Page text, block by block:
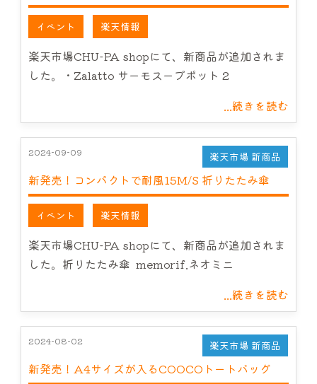
イベント 楽天情報
楽天市場CHU-PA shopにて、新商品が追加されま
した。・Zalatto サーモスープポット 2
...続きを読む
2024-09-09
新発売！コンパクトで耐風15M/S 折りたたみ傘
楽天市場 新商品
イベント 楽天情報
楽天市場CHU-PA shopにて、新商品が追加されま
した。折りたたみ傘 memorif.ネオミニ
...続きを読む
2024-08-02
新発売！A4サイズが入るCOOCOトートバッグ
楽天市場 新商品